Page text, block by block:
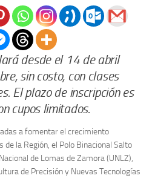
desde el 14 de abril
sin costo, con clases
El plazo de inscripción es
cupos limitados.
a fomentar el crecimiento
la Región, el Polo Binacional Salto
de Lomas de Zamora (UNLZ),
de Precisión y Nuevas Tecnologías